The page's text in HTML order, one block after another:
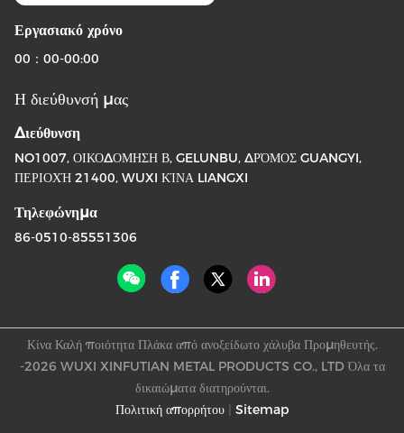
Εργασιακό χρόνο
00：00-00:00
Η διεύθυνσή μας
Διεύθυνση
NO1007, ΟΙΚΟΔΟΜΗΣΗ Β, GELUNBU, ΔΡΌΜΟΣ GUANGYI,
ΠΕΡΙΟΧΉ 21400, WUXI ΚΊΝΑ LIANGXI
Τηλεφώνημα
86-0510-85551306
Πολιτική απορρήτου| Sitemap
Κίνα Καλή ποιότητα Πλάκα από ανοξείδωτο χάλυβα Προμηθευτής.
-2026 WUXI XINFUTIAN METAL PRODUCTS CO., LTD Όλα τα
δικαιώματα διατηρούνται.